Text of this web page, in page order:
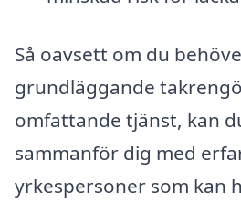
Så oavsett om du
grundläggande
omfattande tjänst, kan
sammanför dig med
yrkespersoner som kan